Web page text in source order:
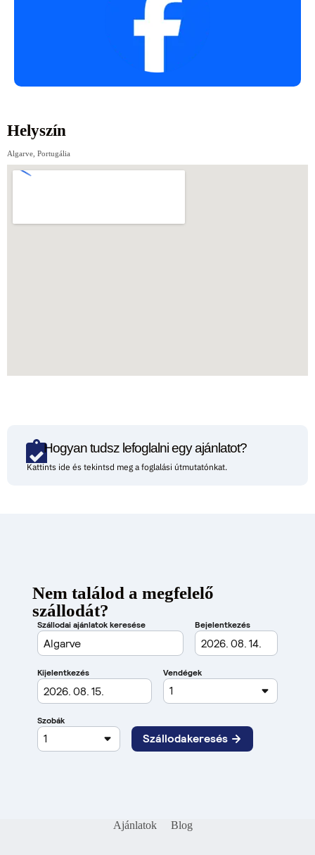
Helyszín
Algarve, Portugália
Hogyan tudsz lefoglalni egy ajánlatot?
Kattints ide és tekintsd meg a foglalási útmutatónkat.
Nem találod a megfelelő
szállodát?
Ajánlatok Blog